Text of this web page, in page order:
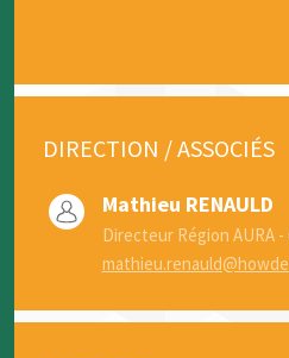
DIRECTION / ASSOCIÉS
Mathieu RENAULD
Directeur Région AURA -